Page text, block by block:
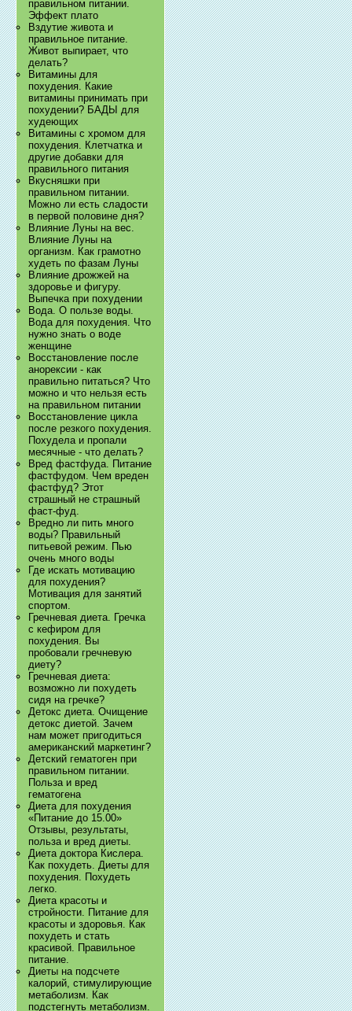
правильном питании.
Эффект плато
Вздутие живота и
правильное питание.
Живот выпирает, что
делать?
Витамины для
похудения. Какие
витамины принимать при
похудении? БАДЫ для
худеющих
Витамины с хромом для
похудения. Клетчатка и
другие добавки для
правильного питания
Вкусняшки при
правильном питании.
Можно ли есть сладости
в первой половине дня?
Влияние Луны на вес.
Влияние Луны на
организм. Как грамотно
худеть по фазам Луны
Влияние дрожжей на
здоровье и фигуру.
Выпечка при похудении
Вода. О пользе воды.
Вода для похудения. Что
нужно знать о воде
женщине
Восстановление после
анорексии - как
правильно питаться? Что
можно и что нельзя есть
на правильном питании
Восстановление цикла
после резкого похудения.
Похудела и пропали
месячные - что делать?
Вред фастфуда. Питание
фастфудом. Чем вреден
фастфуд? Этот
страшный не страшный
фаст-фуд.
Вредно ли пить много
воды? Правильный
питьевой режим. Пью
очень много воды
Где искать мотивацию
для похудения?
Мотивация для занятий
спортом.
Гречневая диета. Гречка
с кефиром для
похудения. Вы
пробовали гречневую
диету?
Гречневая диета:
возможно ли похудеть
сидя на гречке?
Детокс диета. Очищение
детокс диетой. Зачем
нам может пригодиться
американский маркетинг?
Детский гематоген при
правильном питании.
Польза и вред
гематогена
Диета для похудения
«Питание до 15.00»
Отзывы, результаты,
польза и вред диеты.
Диета доктора Кислера.
Как похудеть. Диеты для
похудения. Похудеть
легко.
Диета красоты и
стройности. Питание для
красоты и здоровья. Как
похудеть и стать
красивой. Правильное
питание.
Диеты на подсчете
калорий, стимулирующие
метаболизм. Как
подстегнуть метаболизм.